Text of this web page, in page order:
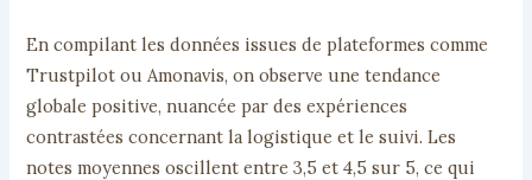
En compilant les données issues de plateformes comme
Trustpilot ou Amonavis, on observe une tendance
globale positive, nuancée par des expériences
contrastées concernant la logistique et le suivi. Les
notes moyennes oscillent entre 3,5 et 4,5 sur 5, ce qui